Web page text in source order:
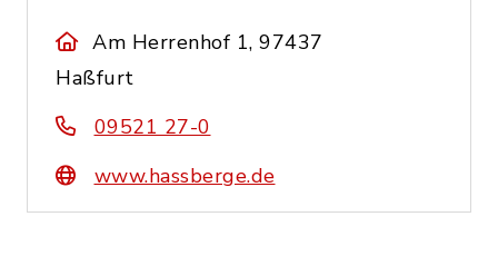
Am Herrenhof 1, 97437
Haßfurt
09521 27-0
www.hassberge.de